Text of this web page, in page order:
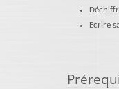
Ecrire